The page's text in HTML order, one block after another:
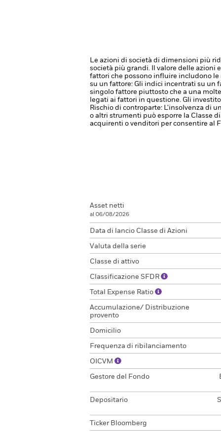
Le azioni di società di dimensioni più
società più grandi.
Il valore delle
fattori che possono influire includono
su un fattore: Gli indici incentrati su un
singolo fattore piuttosto che a una
legati ai fattori in questione. Gli
Rischio di controparte: L'insolvenza di
o altri strumenti può esporre la Classe
acquirenti o venditori per consentire al
Asset netti
al 06/08/2026
Data di lancio Classe di Azioni
Valuta della serie
Classe di attivo
Classificazione SFDR
Total Expense Ratio
Accumulazione/ Distribuzione
provento
Domicilio
Frequenza di ribilanciamento
OICVM
Gestore del Fondo
Depositario
Ticker Bloomberg